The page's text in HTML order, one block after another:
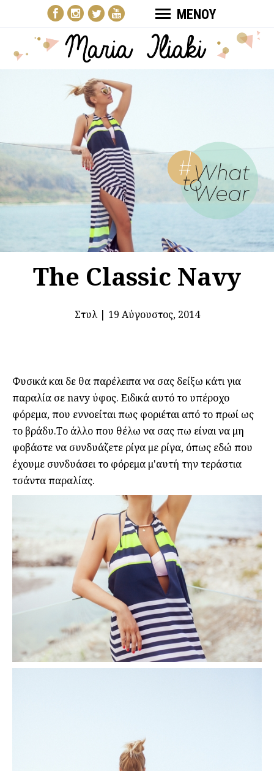
ΜΕΝΟΥ
The Classic Navy
Στυλ| 19 Αύγουστος, 2014
Φυσικά και δε θα παρέλειπα να σας δείξω κάτι για
παραλία σε navy ύφος. Ειδικά αυτό το υπέροχο
φόρεμα, που εννοείται πως φοριέται από το πρωί ως
το βράδυ.Το άλλο που θέλω να σας πω είναι να μη
φοβάστε να συνδυάζετε ρίγα με ρίγα, όπως εδώ που
έχουμε συνδυάσει το φόρεμα μ'αυτή την τεράστια
τσάντα παραλίας.